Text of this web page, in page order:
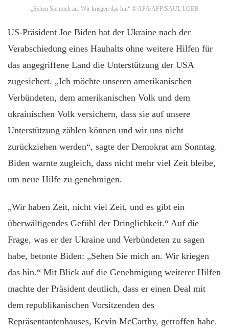
„Sehen Sie mich an. Wir kriegen das hin“ © APA/AFP/SAUL LOEB
US-Präsident Joe Biden hat der Ukraine nach der
Verabschiedung eines Hauhalts ohne weitere Hilfen für
das angegriffene Land die Unterstützung der USA
zugesichert. „Ich möchte unseren amerikanischen
Verbündeten, dem amerikanischen Volk und dem
ukrainischen Volk versichern, dass sie auf unsere
Unterstützung zählen können und wir uns nicht
zurückziehen werden“, sagte der Demokrat am Sonntag.
Biden warnte zugleich, dass nicht mehr viel Zeit bleibe,
um neue Hilfe zu genehmigen.
„Wir haben Zeit, nicht viel Zeit, und es gibt ein
überwältigendes Gefühl der Dringlichkeit.“ Auf die
Frage, was er der Ukraine und Verbündeten zu sagen
habe, betonte Biden: „Sehen Sie mich an. Wir kriegen
das hin.“ Mit Blick auf die Genehmigung weiterer Hilfen
machte der Präsident deutlich, dass er einen Deal mit
dem republikanischen Vorsitzenden des
Repräsentantenhauses, Kevin McCarthy, getroffen habe.